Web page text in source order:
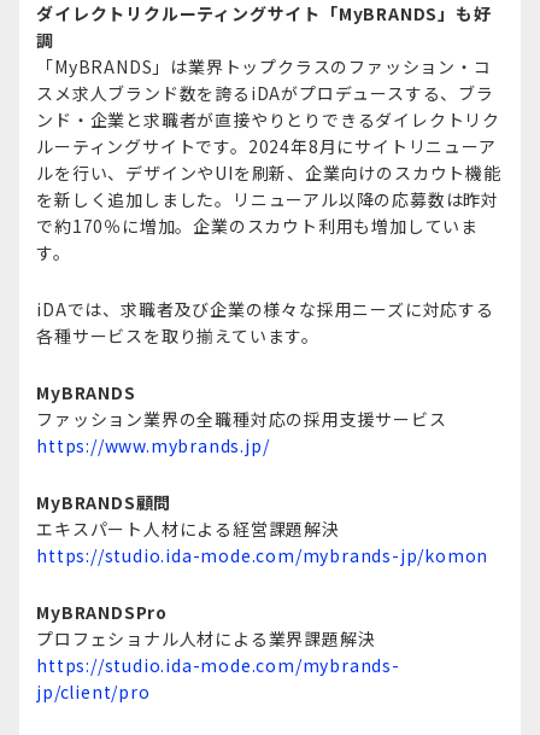
ダイレクトリクルーティングサイト「MyBRANDS」も好
調
「MyBRANDS」は業界トップクラスのファッション・コ
スメ求人ブランド数を誇るiDAがプロデュースする、ブラ
ンド・企業と求職者が直接やりとりできるダイレクトリク
ルーティングサイトです。2024年8月にサイトリニューア
ルを行い、デザインやUIを刷新、企業向けのスカウト機能
を新しく追加しました。リニューアル以降の応募数は昨対
で約170％に増加。企業のスカウト利用も増加していま
す。
iDAでは、求職者及び企業の様々な採用ニーズに対応する
各種サービスを取り揃えています。
MyBRANDS
ファッション業界の全職種対応の採用支援サービス
https://www.mybrands.jp/
MyBRANDS顧問
エキスパート人材による経営課題解決
https://studio.ida-mode.com/mybrands-jp/komon
MyBRANDSPro
プロフェショナル人材による業界課題解決
https://studio.ida-mode.com/mybrands-
jp/client/pro